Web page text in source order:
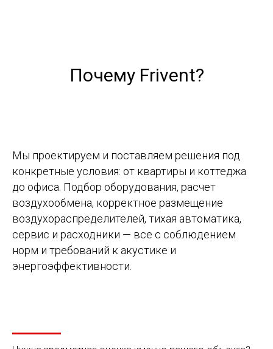
Почему Frivent?
Мы проектируем и поставляем решения под
конкретные условия: от квартиры и коттеджа
до офиса. Подбор оборудования, расчет
воздухообмена, корректное размещение
воздухораспределителей, тихая автоматика,
сервис и расходники — все с соблюдением
норм и требований к акустике и
энергоэффективности.